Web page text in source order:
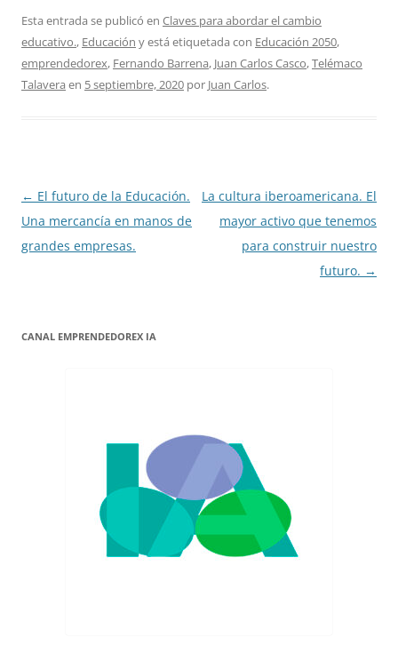
Esta entrada se publicó en Claves para abordar el cambio
educativo., Educación y está etiquetada con Educación 2050,
emprendedorex, Fernando Barrena, Juan Carlos Casco,Telémaco
Talavera en 5 septiembre, 2020 por Juan Carlos.
Navegación
de
entradas
← El futuro de la Educación.
Una mercancía en manos de
grandes empresas.
La cultura iberoamericana. El
mayor activo que tenemos
para construir nuestro
futuro. →
CANAL EMPRENDEDOREX IA